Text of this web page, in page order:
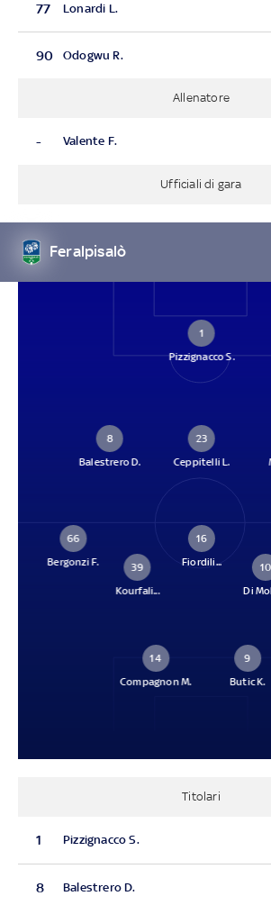
77 Lonardi L.
90 Odogwu R.
Allenatore
- Valente F.
Ufficiali di gara
Feralpisalò
1
Pizzignacco S.
8
Balestrero D.
23
Ceppitelli L.
66
Bergonzi F.
39
Kourfali...
16
Fiordili...
10
Di
14
Compagnon M.
9
Butic K.
Titolari
1 Pizzignacco S.
8 Balestrero D.